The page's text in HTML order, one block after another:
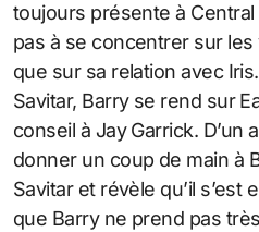
toujours présente à
pas à se concentrer sur
que sur sa relation avec
Savitar, Barry se rend sur
conseil à Jay Garrick. D’un
donner un coup de main à
Savitar et révèle qu’il s’est
que Barry ne prend pas